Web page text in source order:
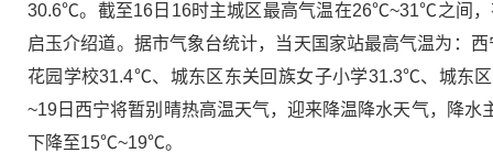
30.6℃。截至16日16时主城区最高气温在26℃~31℃之间
启玉介绍道。据市气象台统计，当天国家站最高气温为
花园学校31.4℃、城东区东关回族女子小学31.3℃、城东
~19日西宁将暂别晴热高温天气，迎来降温降水天气，降
下降至15℃~19℃。